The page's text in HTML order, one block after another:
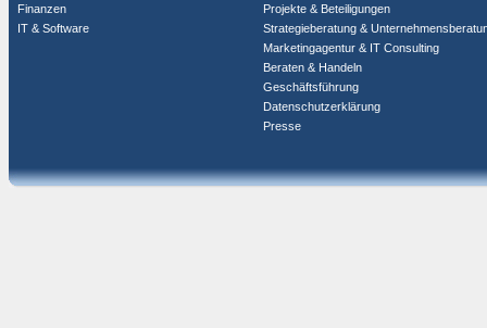
Finanzen
IT & Software
Projekte & Beteiligungen
Strategieberatung &
Marketingagentur & IT Consulting
Beraten & Handeln
Geschäftsführung
Datenschutzerklärung
Presse